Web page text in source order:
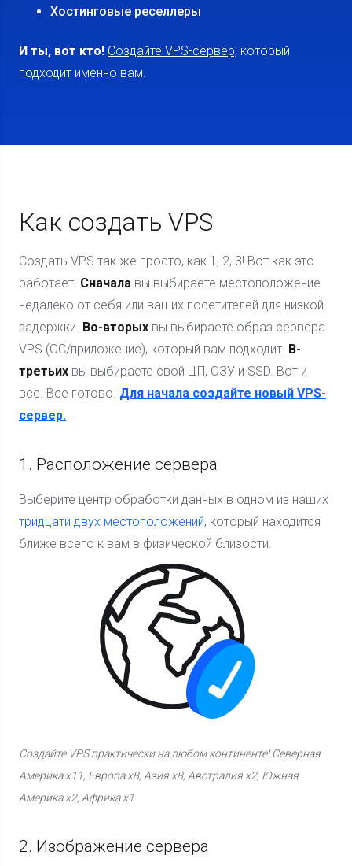
Хостинговые реселлеры
И ты, вот кто! Создайте VPS-сервер, который
подходит именно вам.
Как создать VPS
Создать VPS так же просто, как 1, 2, 3! Вот как это
работает. Сначала вы выбираете местоположение
недалеко от себя или ваших посетителей для низкой
задержки. Во-вторых вы выбираете образ сервера
VPS (ОС/приложение), который вам подходит. В-
третьих вы выбираете свой ЦП, ОЗУ и SSD. Вот и
все. Все готово. Для начала создайте новый VPS-
сервер.
1. Расположение сервера
Выберите центр обработки данных в одном из наших
тридцати двух местоположений, который находится
ближе всего к вам в физической близости.
Создайте VPS практически на любом континенте! Северная
Америка x11, Европа x8, Азия x8, Австралия x2, Южная
Америка x2, Африка x1
2. Изображение сервера